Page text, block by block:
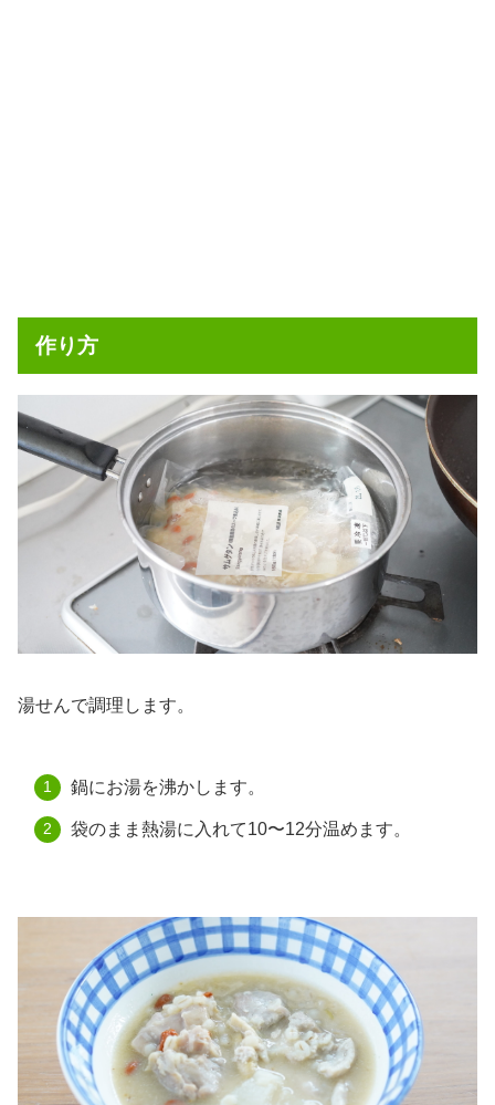
作り方
湯せんで調理します。
鍋にお湯を沸かします。
袋のまま熱湯に入れて10〜12分温めます。